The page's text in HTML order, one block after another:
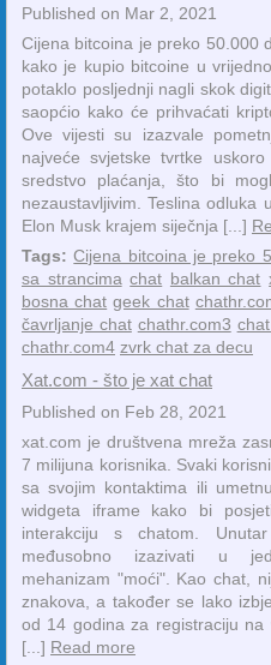
Published on Mar 2, 2021
Cijena bitcoina je preko 50.000
kako je kupio bitcoine u
potaklo posljednji nagli skok
saopćio kako će prihvaćati
Ove vijesti su izazvale
najveće svjetske tvrtke
sredstvo plaćanja, što bi
nezaustavljivim. Teslina odluka
Elon Musk krajem siječnja [...]
Tags: Cijena bitcoina je preko
sa strancima chat balkan chat
bosna chat geek chat
čavrljanje chat chathr.com3
chathr.com4 zvrk chat za decu
Xat.com - što je xat chat
Published on Feb 28, 2021
xat.com je društvena mreža
7 milijuna korisnika. Svaki
sa svojim kontaktima ili
widgeta iframe kako bi
interakciju s chatom.
međusobno izazivati ​​u
mehanizam "moći". Kao chat,
znakova, a također se lako
od 14 godina za registraciju
[...] Read more